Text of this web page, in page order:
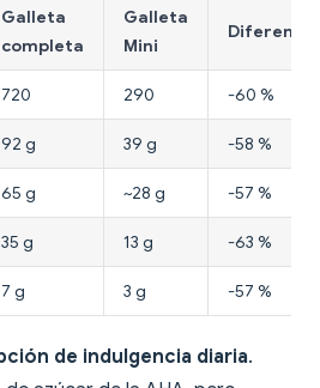
Galleta
completa
Galleta
Mini
Diferencia
720 290 -60 %
92 g 39 g -58 %
65 g ~28 g -57 %
35 g 13 g -63 %
7 g 3 g -57 %
de indulgencia diaria.